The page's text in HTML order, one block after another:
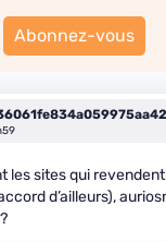
Abonnez-vous
les sites qui
d’ailleurs),